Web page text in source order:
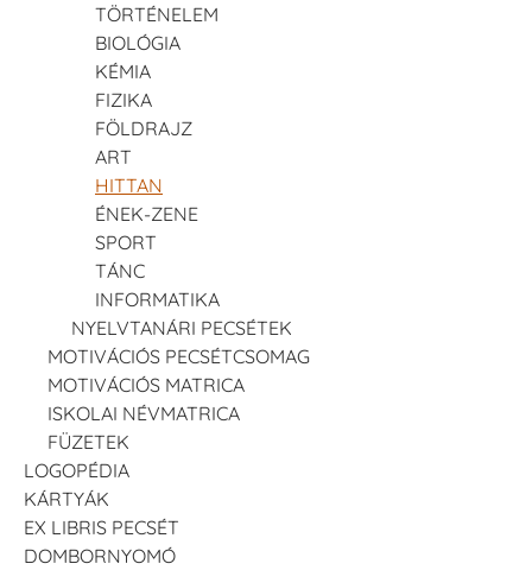
TÖRTÉNELEM
BIOLÓGIA
KÉMIA
FIZIKA
FÖLDRAJZ
ART
HITTAN
ÉNEK-ZENE
SPORT
TÁNC
INFORMATIKA
NYELVTANÁRI PECSÉTEK
MOTIVÁCIÓS PECSÉTCSOMAG
MOTIVÁCIÓS MATRICA
ISKOLAI NÉVMATRICA
FÜZETEK
LOGOPÉDIA
KÁRTYÁK
EX LIBRIS PECSÉT
DOMBORNYOMÓ